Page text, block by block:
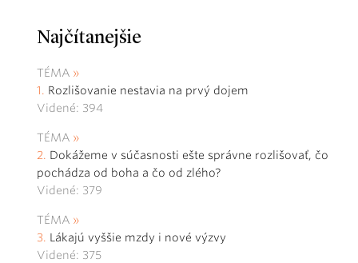
Najčítanejšie
TÉMA
Rozlišovanie nestavia na prvý dojem
Videné: 394
TÉMA
Dokážeme v súčasnosti ešte správne rozlišovať, čo
pochádza od boha a čo od zlého?
Videné: 379
TÉMA
Lákajú vyššie mzdy i nové výzvy
Videné: 375